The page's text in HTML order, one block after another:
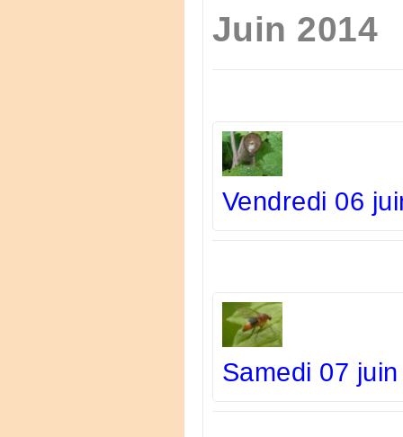
Juin 2014
Vendredi 06
Samedi 07